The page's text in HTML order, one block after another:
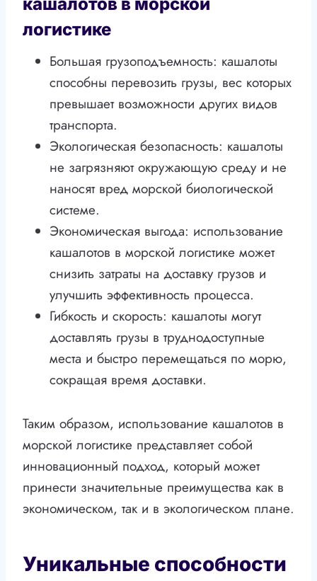
логистике
Большая грузоподъемность: кашалоты
способны перевозить грузы, вес которых
превышает возможности других видов
транспорта.
Экологическая безопасность: кашалоты
не загрязняют окружающую среду и не
наносят вред морской биологической
системе.
Экономическая выгода: использование
кашалотов в морской логистике может
снизить затраты на доставку грузов и
улучшить эффективность процесса.
Гибкость и скорость: кашалоты могут
доставлять грузы в труднодоступные
места и быстро перемещаться по морю,
сокращая время доставки.
Таким образом, использование кашалотов в
морской логистике представляет собой
инновационный подход, который может
принести значительные преимущества как в
экономическом, так и в экологическом плане.
Уникальные способности